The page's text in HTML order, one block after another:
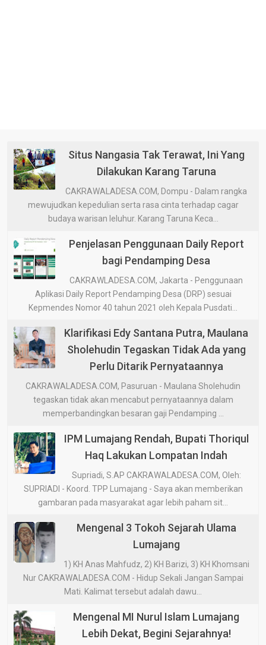
Situs Nangasia Tak Terawat, Ini Yang
Dilakukan Karang Taruna
CAKRAWALADESA.COM, Dompu - Dalam rangka
mewujudkan kepedulian serta rasa cinta terhadap cagar
budaya warisan leluhur. Karang Taruna Keca...
Penjelasan Penggunaan Daily Report
bagi Pendamping Desa
CAKRAWLADESA.COM, Jakarta - Penggunaan
Aplikasi Daily Report Pendamping Desa (DRP) sesuai
Kepmendes Nomor 40 tahun 2021 oleh Kepala Pusdati...
Klarifikasi Edy Santana Putra, Maulana
Sholehudin Tegaskan Tidak Ada yang
Perlu Ditarik Pernyataannya
CAKRAWALADESA.COM, Pasuruan - Maulana Sholehudin
tegaskan tidak akan mencabut pernyataannya dalam
memperbandingkan besaran gaji Pendamping ...
IPM Lumajang Rendah, Bupati Thoriqul
Haq Lakukan Lompatan Indah
Supriadi, S.AP CAKRAWALADESA.COM, Oleh:
SUPRIADI - Koord. TPP Lumajang - Saya akan memberikan
gambaran pada masyarakat agar lebih paham sit...
Mengenal 3 Tokoh Sejarah Ulama
Lumajang
1) KH Anas Mahfudz, 2) KH Barizi, 3) KH Khomsani
Nur CAKRAWALADESA.COM - Hidup Sekali Jangan Sampai
Mati. Kalimat tersebut adalah dawu...
Mengenal MI Nurul Islam Lumajang
Lebih Dekat, Begini Sejarahnya!